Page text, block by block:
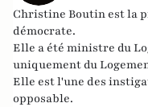
Christine Boutin est la
démocrate.
Elle a été ministre du
uniquement du
Elle est l'une des
opposable.